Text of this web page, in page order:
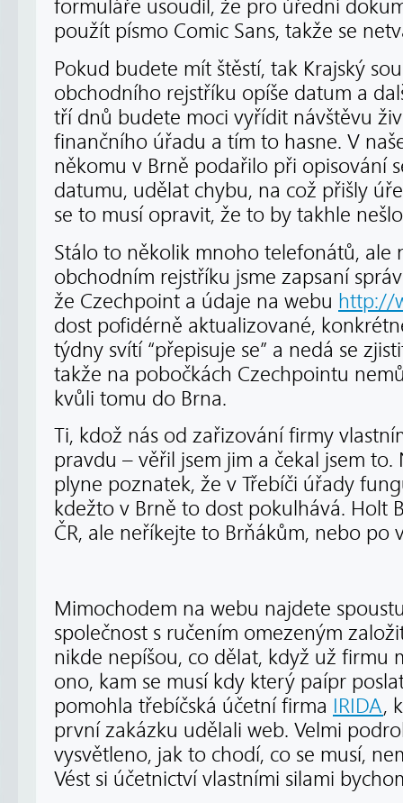
formuláře usoudil, že pro úřední
použít písmo Comic Sans, takže se
Pokud budete mít štěstí, tak Krajský
obchodního rejstříku opíše datum a
tří dnů budete moci vyřídit návštěvu
finančního úřadu a tím to hasne. V
někomu v Brně podařilo při opisování
datumu, udělat chybu, na což přišly
se to musí opravit, že to by takhle
Stálo to několik mnoho telefonátů, ale
obchodním rejstříku jsme zapsaní
že Czechpoint a údaje na webu http://
dost pofidérně aktualizované,
týdny svítí “přepisuje se” a nedá se
takže na pobočkách Czechpointu
kvůli tomu do Brna.
Ti, kdož nás od zařizování firmy
pravdu – věřil jsem jim a čekal jsem
plyne poznatek, že v Třebíči úřady
kdežto v Brně to dost pokulhává. Holt
ČR, ale neříkejte to Brňákům, nebo po
Mimochodem na webu najdete
společnost s ručením omezeným
nikde nepíšou, co dělat, když už firmu
ono, kam se musí kdy který paípr
pomohla třebíčská účetní firma IRIDA,
první zakázku udělali web. Velmi
vysvětleno, jak to chodí, co se musí,
Vést si účetnictví vlastními silami